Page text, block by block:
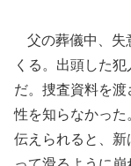
父の葬儀中、失
くる。出頭した
だ。捜査資料を
性を知らなかっ
伝えられると、